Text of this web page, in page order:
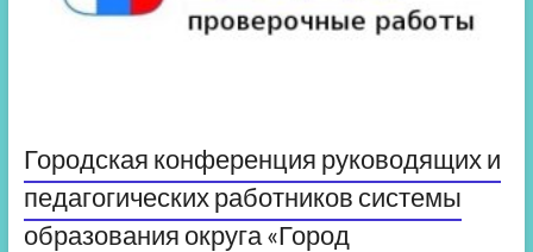
Городская конференция руководящих и
педагогических работников системы
образования округа «Город